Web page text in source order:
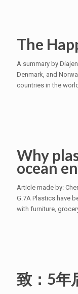
The
A summary by
Denmark, and
countries in the
Why
ocean
Article made by:
G.7A Plastics have
with furniture,
致：5年